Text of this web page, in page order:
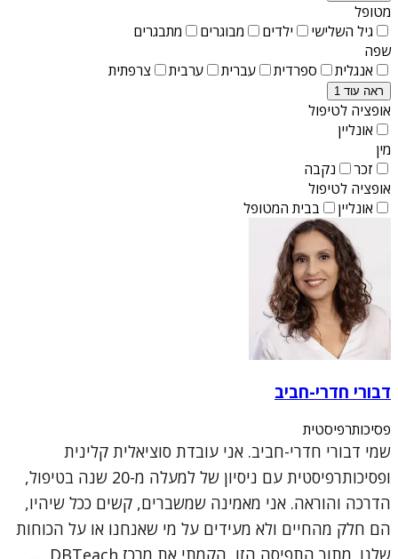
מטופל
גיל השלישי
ילדים מבוגרים
מתבגרים
שפה
אנגלית
ספרדית עברית ערבית צרפתית
ראה עוד 1
אופציה לטיפול
אונליין
מין
זכר
נקבה
אופציה לטיפול
אונליין
בבית המטופל
דבורי חדרי-חביב
פסיכותרפיסטית
שמי דבורי חדרי-חביב. אני עובדת סוציאלית קלינית
ופסיכותרפיסטית עם ניסיון של למעלה מ-20 שנה בטיפול,
הדרכה והוראה. אני מאמינה שמשברים, קשים ככל שיהיו,
הם חלק מהחיים ולא מעידים על מי שאנחנו או על הכוחות
שלנו. מתוך התפיסה הזו, הקמתי את מרכז DBTeach, ...